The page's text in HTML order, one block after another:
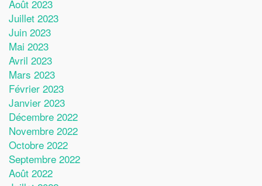
Août 2023
Juillet 2023
Juin 2023
Mai 2023
Avril 2023
Mars 2023
Février 2023
Janvier 2023
Décembre 2022
Novembre 2022
Octobre 2022
Septembre 2022
Août 2022